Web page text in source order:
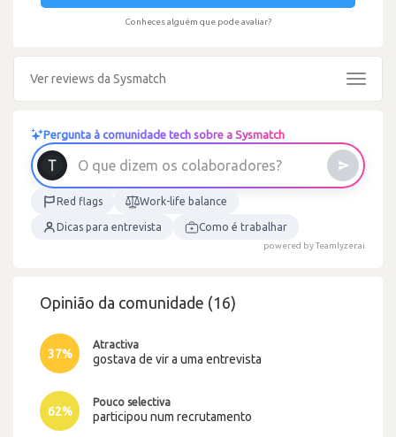
Conheces alguém que pode avaliar?
Ver reviews da Sysmatch
Toggle
Pergunta à comunidade tech sobre a Sysmatch
O que d izem os colaborad ores?
Red flags Work-life balance
Dicas para entrevista Como é trabalhar
powered by Teamlyzer.ai
Opinião da comunidade (16)
37%
Atractiva
gostava de vir a uma entrevista
62%
Pouco selectiva
participou num recrutamento